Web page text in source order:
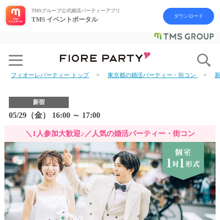
TMSグループ公式婚活パーティーアプリ
TMS イベントポータル ダウンロード
フィオーレパーティー トップ 東京都の婚活パーティー・街コン
新宿
05/29（金） 16:00 ～ 17:00
＼1人参加大歓迎♪／人気の婚活パーティー・街コン